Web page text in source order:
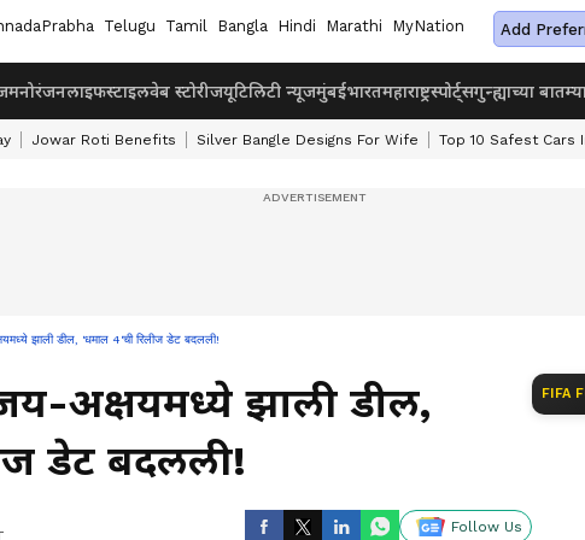
Telugu Tamil Bangla Hindi Marathi MyNation Add
मनोरंजनलाइफस्टाइलवेब स्टोरीजयूटिलिटी न्यूजमुंबईभारतमहाराष्ट्रस्पोर्ट्सगुन्ह्याच्या
Jowar Roti Benefits Silver Bangle Designs For Wife Top 10 Safest Cars
झाली डील, 'धमाल 4'ची रिलीज डेट बदलली!
अक्षयमध्ये झाली डील,
डेट बदलली!
Follow Us
FIFA